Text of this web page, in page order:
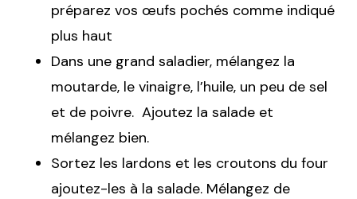
préparez vos œufs pochés comme indiqué
plus haut
Dans une grand saladier, mélangez la
moutarde, le vinaigre, l’huile, un peu de sel
et de poivre. Ajoutez la salade et
mélangez bien.
Sortez les lardons et les croutons du four
ajoutez-les à la salade. Mélangez de